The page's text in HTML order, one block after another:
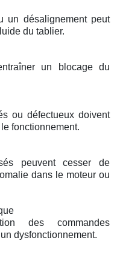
un désalignement peut
du tablier.
un blocage du
ou défectueux doivent
fonctionnement.
peuvent cesser de
dans le moteur ou
des commandes
dysfonctionnement.